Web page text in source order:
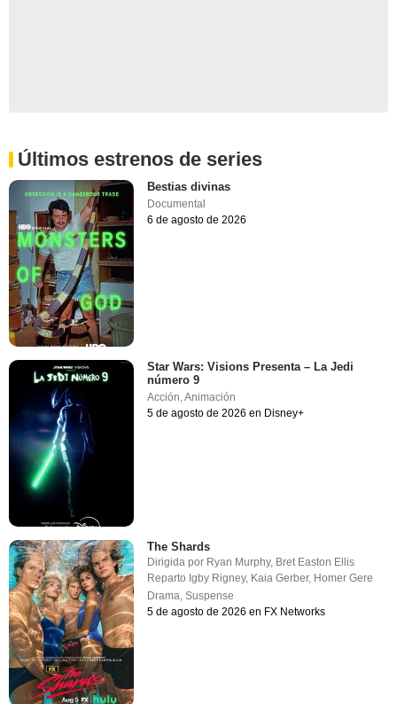
Últimos estrenos de series
Bestias divinas
Documental
6 de agosto de 2026
Star Wars: Visions Presenta – La Jedi
número 9
Acción,Animación
5 de agosto de 2026 en Disney+
The Shards
Dirigida por Ryan Murphy, Bret Easton Ellis
Reparto Igby Rigney, Kaia Gerber, Homer Gere
Drama,Suspense
5 de agosto de 2026 en FX Networks